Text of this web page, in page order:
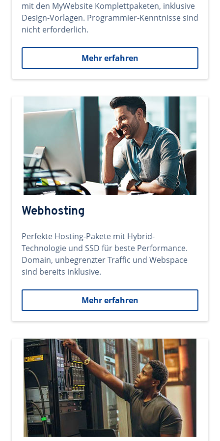
mit den MyWebsite Komplettpaketen, inklusive
Design-Vorlagen. Programmier-Kenntnisse sind
nicht erforderlich.
Mehr erfahren
Webhosting
Perfekte Hosting-Pakete mit Hybrid-
Technologie und SSD für beste Performance.
Domain, unbegrenzter Traffic und Webspace
sind bereits inklusive.
Mehr erfahren